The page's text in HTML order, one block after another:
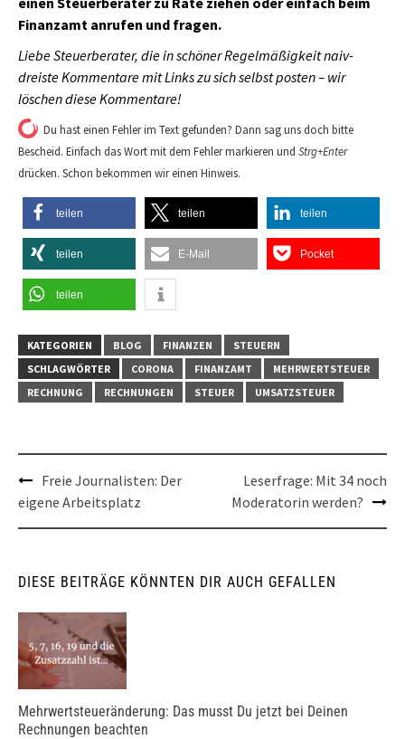
Finanzamt anrufen und fragen.
Liebe Steuerberater, die in schöner Regelmäßigkeit naiv-
dreiste Kommentare mit Links zu sich selbst posten – wir
löschen diese Kommentare!
Du hast einen Fehler im Text gefunden? Dann sag uns doch bitte
Bescheid. Einfach das Wort mit dem Fehler markieren und Strg+Enter
drücken. Schon bekommen wir einen Hinweis.
teilen teilen teilen
teilen E-Mail Pocket
teilen
KATEGORIEN BLOG FINANZEN
STEUERN
SCHLAGWÖRTER
CORONA FINANZAMT
MEHRWERTSTEUER
RECHNUNG
RECHNUNGEN STEUER UMSATZSTEUER
Post
navigation
Freie Journalisten: Der
eigene Arbeitsplatz
Leserfrage: Mit 34 noch
Moderatorin werden?
DIESE BEITRÄGE KÖNNTEN DIR AUCH GEFALLEN
Mehrwertsteueränderung: Das musst Du jetzt bei Deinen
Rechnungen beachten